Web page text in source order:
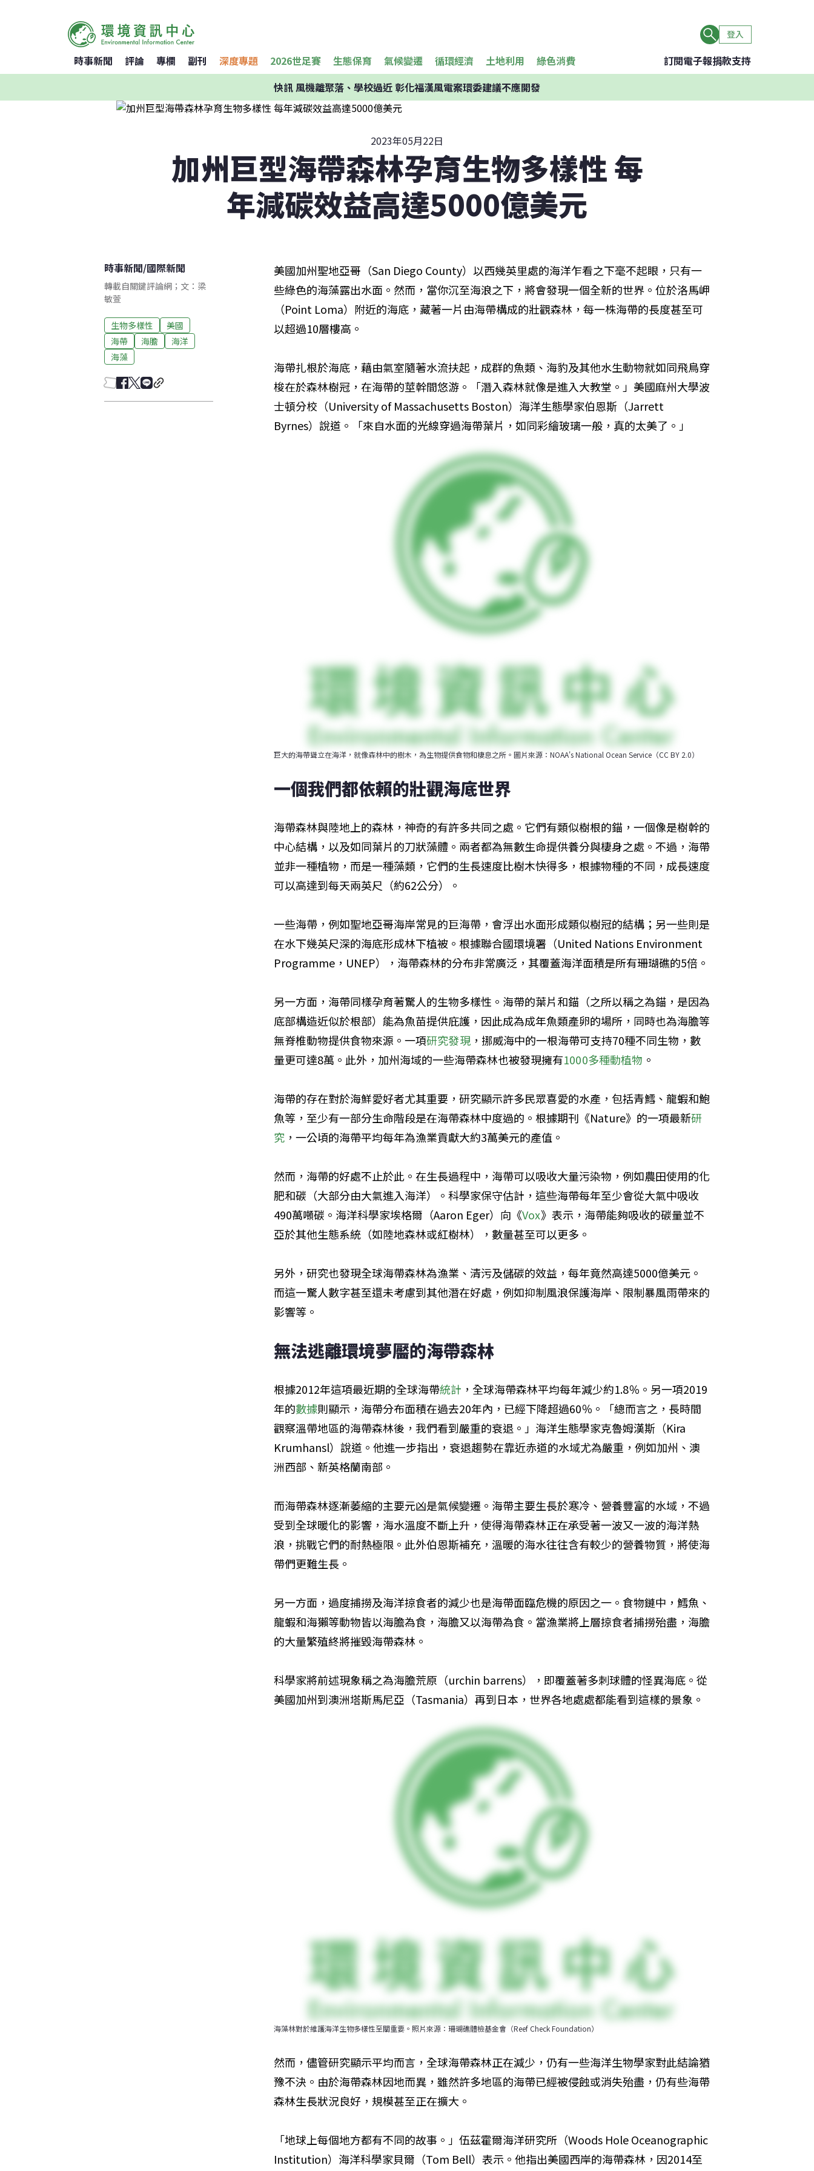
登入
時事新聞 評論 專欄 副刊 深度專題 2026世足賽 生態保育 氣候變遷 循環經濟 土地利用 綠色消費 訂閱電子報捐款支持
快訊風機離聚落、學校過近 彰化福漢風電案環委建議不應開發
2023年05月22日
加州巨型海帶森林孕育生物多樣性 每
年減碳效益高達5000億美元
時事新聞/國際新聞
轉載自關鍵評論網；文：梁
敏萱
生物多樣性
美國
海帶
海膽
海洋
海藻
美國加州聖地亞哥（San Diego County）以西幾英里處的海洋乍看之下毫不起眼，只有一
些綠色的海藻露出水面。然而，當你沉至海浪之下，將會發現一個全新的世界。位於洛馬岬
（Point Loma）附近的海底，藏著一片由海帶構成的壯觀森林，每一株海帶的長度甚至可
以超過10層樓高。
海帶扎根於海底，藉由氣室隨著水流扶起，成群的魚類、海豹及其他水生動物就如同飛鳥穿
梭在於森林樹冠，在海帶的莖幹間悠游。「潛入森林就像是進入大教堂。」美國麻州大學波
士頓分校（University of Massachusetts Boston）海洋生態學家伯恩斯（Jarrett
Byrnes）說道。「來自水面的光線穿過海帶葉片，如同彩繪玻璃一般，真的太美了。」
巨大的海帶聳立在海洋，就像森林中的樹木，為生物提供食物和棲息之所。圖片來源：NOAA's National Ocean Service（CC BY 2.0）
一個我們都依賴的壯觀海底世界
海帶森林與陸地上的森林，神奇的有許多共同之處。它們有類似樹根的錨，一個像是樹幹的
中心結構，以及如同葉片的刀狀藻體。兩者都為無數生命提供養分與棲身之處。不過，海帶
並非一種植物，而是一種藻類，它們的生長速度比樹木快得多，根據物種的不同，成長速度
可以高達到每天兩英尺（約62公分）。
一些海帶，例如聖地亞哥海岸常見的巨海帶，會浮出水面形成類似樹冠的結構；另一些則是
在水下幾英尺深的海底形成林下植被。根據聯合國環境署（United Nations Environment
Programme，UNEP），海帶森林的分布非常廣泛，其覆蓋海洋面積是所有珊瑚礁的5倍。
另一方面，海帶同樣孕育著驚人的生物多樣性。海帶的葉片和錨（之所以稱之為錨，是因為
底部構造近似於根部）能為魚苗提供庇護，因此成為成年魚類產卵的場所，同時也為海膽等
無脊椎動物提供食物來源。一項研究發現，挪威海中的一根海帶可支持70種不同生物，數
量更可達8萬。此外，加州海域的一些海帶森林也被發現擁有1000多種動植物 。
海帶的存在對於海鮮愛好者尤其重要，研究顯示許多民眾喜愛的水產，包括青鱈、龍蝦和鮑
魚等，至少有一部分生命階段是在海帶森林中度過的。根據期刊《Nature》的一項最新研
究 ，一公頃的海帶平均每年為漁業貢獻大約3萬美元的產值。
然而，海帶的好處不止於此。在生長過程中，海帶可以吸收大量污染物，例如農田使用的化
肥和碳（大部分由大氣進入海洋）。科學家保守估計，這些海帶每年至少會從大氣中吸收
490萬噸碳。海洋科學家埃格爾（Aaron Eger）向《Vox》表示，海帶能夠吸收的碳量並不
亞於其他生態系統（如陸地森林或紅樹林），數量甚至可以更多。
另外，研究也發現全球海帶森林為漁業、清污及儲碳的效益，每年竟然高達5000億美元。
而這一驚人數字甚至還未考慮到其他潛在好處，例如抑制風浪保護海岸、限制暴風雨帶來的
影響等。
無法逃離環境夢靨的海帶森林
根據2012年這項最近期的全球海帶統計 ，全球海帶森林平均每年減少約1.8％。另一項2019
年的數據則顯示，海帶分布面積在過去20年內，已經下降超過60％。「總而言之，長時間
觀察溫帶地區的海帶森林後，我們看到嚴重的衰退。」海洋生態學家克魯姆漢斯（Kira
Krumhansl）說道。他進一步指出，衰退趨勢在靠近赤道的水域尤為嚴重，例如加州、澳
洲西部、新英格蘭南部。
而海帶森林逐漸萎縮的主要元凶是氣候變遷。海帶主要生長於寒冷、營養豐富的水域，不過
受到全球暖化的影響，海水溫度不斷上升，使得海帶森林正在承受著一波又一波的海洋熱
浪，挑戰它們的耐熱極限。此外伯恩斯補充，溫暖的海水往往含有較少的營養物質，將使海
帶們更難生長。
另一方面，過度捕撈及海洋掠食者的減少也是海帶面臨危機的原因之一。食物鏈中，鱈魚、
龍蝦和海獺等動物皆以海膽為食，海膽又以海帶為食。當漁業將上層掠食者捕撈殆盡，海膽
的大量繁殖終將摧毀海帶森林。
科學家將前述現象稱之為海膽荒原（urchin barrens），即覆蓋著多刺球體的怪異海底。從
美國加州到澳洲塔斯馬尼亞（Tasmania）再到日本，世界各地處處都能看到這樣的景象。 ​
海藻林對於維護海洋生物多樣性至關重要。照片來源：珊瑚礁體檢基金會（Reef Check Foundation）
​然而，儘管研究顯示平均而言，全球海帶森林正在減少，仍有一些海洋生物學家對此結論猶
豫不決。由於海帶森林因地而異，雖然許多地區的海帶已經被侵蝕或消失殆盡，仍有些海帶
森林生長狀況良好，規模甚至正在擴大。
「地球上每個地方都有不同的故事。」伍茲霍爾海洋研究所（Woods Hole Oceanographic
Institution）海洋科學家貝爾（Tom Bell）表示。他指出美國西岸的海帶森林，因2014至